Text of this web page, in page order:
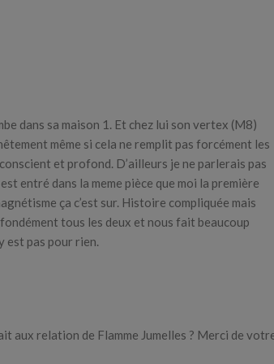
dans sa maison 1. Et chez lui son vertex (M8)
même si cela ne remplit pas forcément les
et profond. D’ailleurs je ne parlerais pas
entré dans la meme pièce que moi la première
ça c’est sur. Histoire compliquée mais
tous les deux et nous fait beaucoup
est pas pour rien.
aux relation de Flamme Jumelles ? Merci de